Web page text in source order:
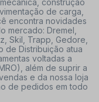
construção
de carga,
encontra novidades
mercado: Dremel,
Skil, Trapp, Gedore,
de Distribuição atua
voltadas a
além de suprir a
e da nossa loja
de pedidos em todo